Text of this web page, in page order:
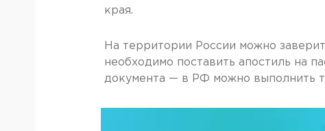
края.
На территории России можно
необходимо поставить апостиль на
документа — в РФ можно выполнить